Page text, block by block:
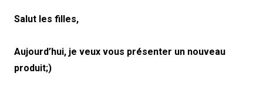
Salut les filles,
Aujourd’hui, je veux vous présenter un nouveau
produit;)